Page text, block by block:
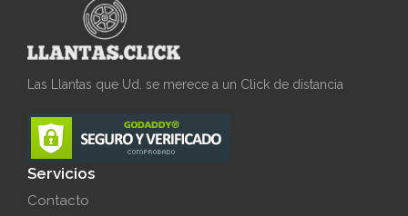
Las Llantas que Ud. se merece a un Click de distancia
Servicios
Contacto